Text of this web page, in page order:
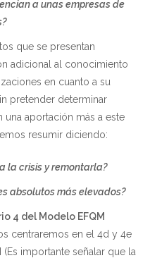
a unas empresas de
que se presentan
adicional al conocimiento
en cuanto a su
pretender determinar
una aportación más a este
resumir diciendo:
la crisis y remontarla?
absolutos más elevados?
4 del Modelo EFQM
centraremos en el 4d y 4e
importante señalar que la